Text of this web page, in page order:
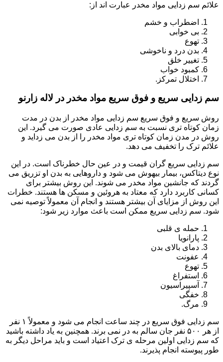
علائم سم زدایی مواد مخدر عبارت اند از:
اضطراب و خشم
بی خوابی
تهوع
بدن درد و ناخوشی
تغییر خلق
کمبود خواب
اختلال تمرکز.
سم زدایی سریع و فوق سریع مواد مخدر در لاله زارنو
روش سریع و فوق سریع سم زدایی مواد مخدر از بدن در مدت
زمان کوتاه تری نسبت به سم زدایی عادی صورت می گیرد. این
روش در مدن زمان کوتاه تری مواد مخدر را از بدن می زداید و
علائم ترک را تخفیف می دهد.
سم زدایی سریع گران قیمت و در عین حال خطرناک است. در این
نوع دیتاکس، بیمار بیهوش می شود و داروهایی به بدن او تزریق می
گردند که جانشین مواد مخدر می شوند. این روش بیشتر برای
کسانی کاربرد دارد که معتاد به هروئین و مسکن ها هستند. خطرات
این روش از مزایای آن بیشتر هستند و انجام آن معمولاً توصیه نمی
شود. سم زدایی سریع ممکن است باعث موارد زیر شود:
حمله ی قلبی
پارانویا
دمای بالای بدن
عفونت
تهوع
استفراغ
آسپیراسیون
خفگی
مرگ.
سم زدایی فوق سریع در چند ساعت انجام می شود و معمولاً ۱ نفر
از هر ۵۰۰ نفر جان سالم به در نمی برند. همچنین به یاد داشته باشید
که سم زدایی اولین مرحله ی ترک اعتیاد است و باید مراحل دیگر به
طور پیوسته انجام پذیرند.